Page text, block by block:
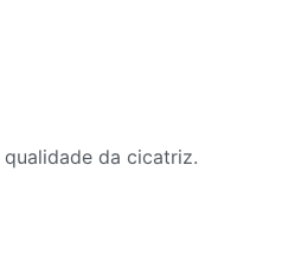
da cicatriz.